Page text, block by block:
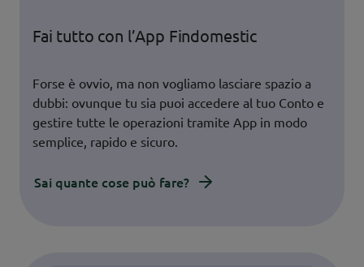
Fai tutto con l’App Findomestic
Forse è ovvio, ma non vogliamo lasciare spazio a
dubbi: ovunque tu sia puoi accedere al tuo Conto e
gestire tutte le operazioni tramite App in modo
semplice, rapido e sicuro.
Sai quante cose può fare?